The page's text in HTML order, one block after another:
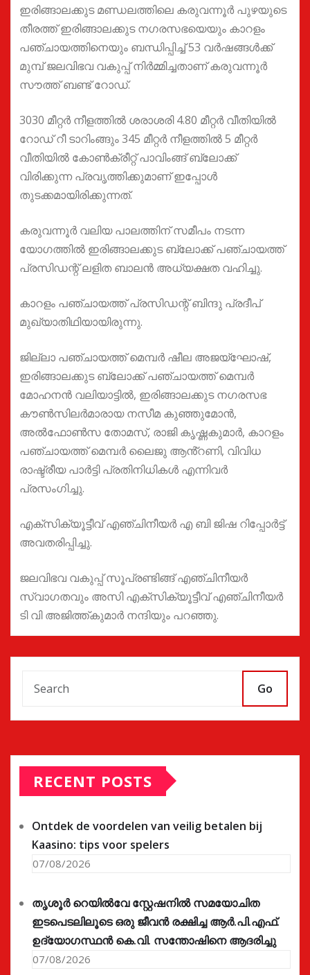
ഇരിങ്ങാലക്കുട മണ്ഡലത്തിലെ കരുവന്നൂർ പുഴയുടെ
തീരത്ത് ഇരിങ്ങാലക്കുട നഗരസഭയെയും കാറളം
പഞ്ചായത്തിനെയും ബന്ധിപ്പിച്ച് 53 വർഷങ്ങൾക്ക്
മുമ്പ് ജലവിഭവ വകുപ്പ് നിർമ്മിച്ചതാണ് കരുവന്നൂർ
സൗത്ത് ബണ്ട് റോഡ്.
3030 മീറ്റർ നീളത്തിൽ ശരാശരി 4.80 മീറ്റർ വീതിയിൽ
റോഡ് റീ ടാറിംങ്ങും 345 മീറ്റർ നീളത്തിൽ 5 മീറ്റർ
വീതിയിൽ കോൺക്രീറ്റ് പാവിംങ്ങ് ബ്ലോക്ക്
വിരിക്കുന്ന പ്രവൃത്തിക്കുമാണ് ഇപ്പോൾ
തുടക്കമായിരിക്കുന്നത്.
കരുവന്നൂർ വലിയ പാലത്തിന് സമീപം നടന്ന
യോഗത്തിൽ ഇരിങ്ങാലക്കുട ബ്ലോക്ക് പഞ്ചായത്ത്
പ്രസിഡന്റ് ലളിത ബാലൻ അധ്യക്ഷത വഹിച്ചു.
കാറളം പഞ്ചായത്ത് പ്രസിഡന്റ് ബിന്ദു പ്രദീപ്
മുഖ്യാതിഥിയായിരുന്നു.
ജില്ലാ പഞ്ചായത്ത് മെമ്പർ ഷീല അജയ്ഘോഷ്,
ഇരിങ്ങാലക്കുട ബ്ലോക്ക് പഞ്ചായത്ത് മെമ്പർ
മോഹനൻ വലിയാട്ടിൽ, ഇരിങ്ങാലക്കുട നഗരസഭ
കൗൺസിലർമാരായ നസീമ കുഞ്ഞുമോൻ,
അൽഫോൺസ തോമസ്, രാജി കൃഷ്ണകുമാർ, കാറളം
പഞ്ചായത്ത് മെമ്പർ ലൈജു ആൻ്റണി, വിവിധ
രാഷ്ട്രീയ പാർട്ടി പ്രതിനിധികൾ എന്നിവർ
പ്രസംഗിച്ചു.
എക്സിക്യൂട്ടീവ് എഞ്ചിനീയർ എ ബി ജിഷ റിപ്പോർട്ട്
അവതരിപ്പിച്ചു.
ജലവിഭവ വകുപ്പ് സൂപ്രണ്ടിങ്ങ് എഞ്ചിനീയർ
സ്വാഗതവും അസി എക്സിക്യൂട്ടീവ് എഞ്ചിനീയർ
ടി വി അജിത്ത്കുമാർ നന്ദിയും പറഞ്ഞു.
Go
RECENT POSTS
Ontdek de voordelen van veilig betalen bij
Kaasino: tips voor spelers
07/08/2026
തൃശൂർ റെയിൽവേ സ്റ്റേഷനിൽ സമയോചിത
ഇടപെടലിലൂടെ ഒരു ജീവൻ രക്ഷിച്ച ആർ.പി.എഫ്.
ഉദ്യോഗസ്ഥൻ കെ.വി. സന്തോഷിനെ ആദരിച്ചു
07/08/2026